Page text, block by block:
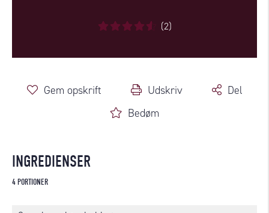
(2)
Gem opskrift Udskriv
Del
Bedøm
INGREDIENSER
4 PORTIONER